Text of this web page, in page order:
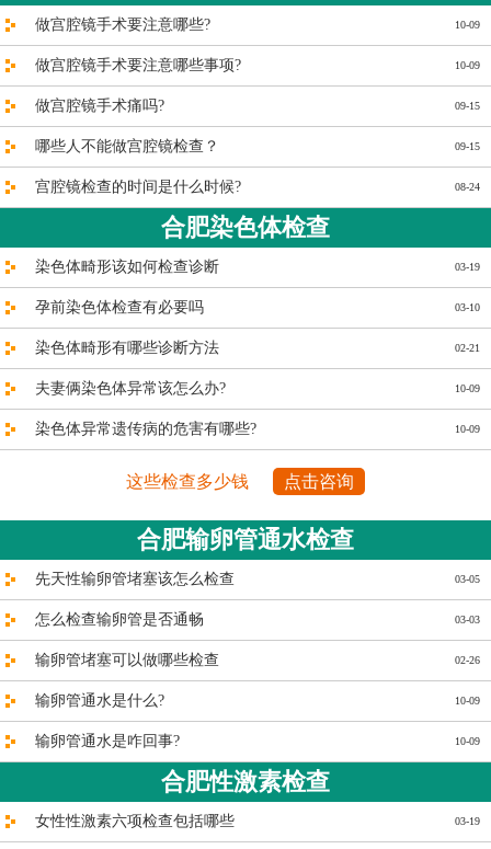
10-09
做宫腔镜手术要注意哪些?
10-09
做宫腔镜手术要注意哪些事项?
09-15
做宫腔镜手术痛吗?
09-15
哪些人不能做宫腔镜检查？
08-24
宫腔镜检查的时间是什么时候?
合肥染色体检查
03-19
染色体畸形该如何检查诊断
03-10
孕前染色体检查有必要吗
02-21
染色体畸形有哪些诊断方法
10-09
夫妻俩染色体异常该怎么办?
10-09
染色体异常遗传病的危害有哪些?
这些检查多少钱 点击咨询
合肥输卵管通水检查
03-05
先天性输卵管堵塞该怎么检查
03-03
怎么检查输卵管是否通畅
02-26
输卵管堵塞可以做哪些检查
10-09
输卵管通水是什么?
10-09
输卵管通水是咋回事?
合肥性激素检查
03-19
女性性激素六项检查包括哪些